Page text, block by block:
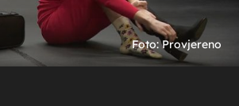
Foto: Provjereno